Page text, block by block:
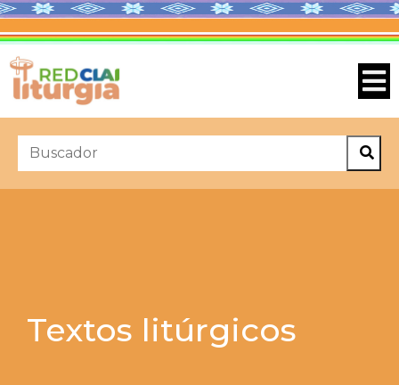
Textos litúrgicos